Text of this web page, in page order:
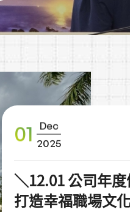
01
Dec
2025
＼12.01 公司年
打造幸福職場文